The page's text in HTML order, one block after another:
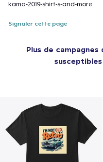
kama-2019-shirt-s-and-more
Signaler cette page
Plus de campagnes